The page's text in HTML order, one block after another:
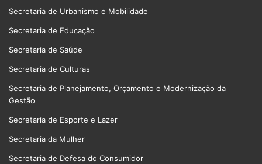
Secretaria de Urbanismo e Mobilidade
Secretaria de Educação
Secretaria de Saúde
Secretaria de Culturas
Secretaria de Planejamento, Orçamento e Modernização da
Gestão
Secretaria de Esporte e Lazer
Secretaria da Mulher
Secretaria de Defesa do Consumidor